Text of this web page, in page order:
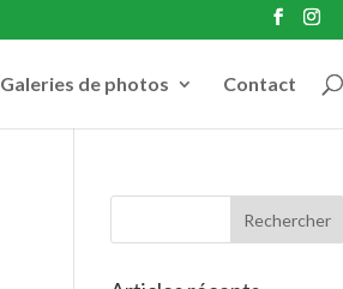
Galeries de photos Contact